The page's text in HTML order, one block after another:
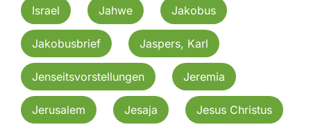
Israel Jahwe Jakobus
Jakobusbrief Jaspers, Karl
Jenseitsvorstellungen Jeremia
Jerusalem Jesaja Jesus Christus